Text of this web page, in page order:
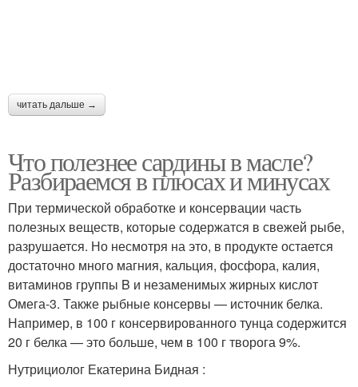
читать дальше →
Что полезнее сардины в масле?
Разбираемся в плюсах и минусах
При термической обработке и консервации часть
полезных веществ, которые содержатся в свежей рыбе,
разрушается. Но несмотря на это, в продукте остается
достаточно много магния, кальция, фосфора, калия,
витаминов группы B и незаменимых жирных кислот
Омега-3. Также рыбные консервы — источник белка.
Например, в 100 г консервированного тунца содержится
20 г белка — это больше, чем в 100 г творога 9%.
Нутрициолог Екатерина Бидная :